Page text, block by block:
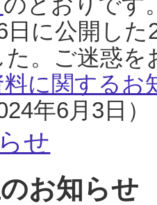
日に公開し
た。ご迷惑
に関するお
年6月3日）
せ
お知らせ